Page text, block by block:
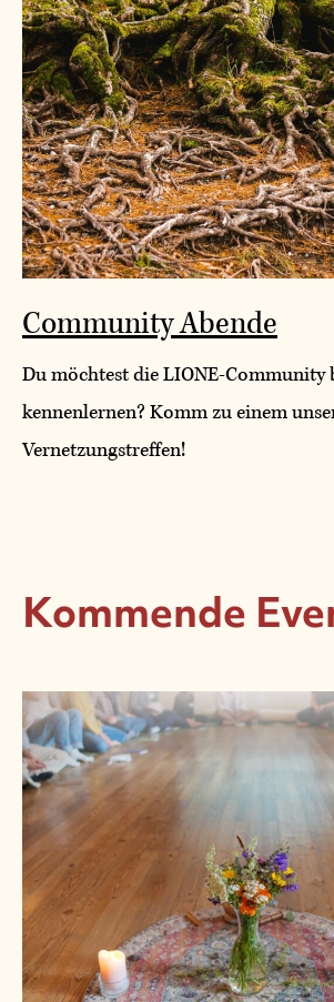
Community Abende
Du möchtest die LIONE-Community
kennenlernen? Komm zu einem
Vernetzungstreffen!
Kommende